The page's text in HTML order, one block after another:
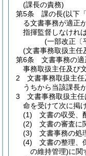
(課長の責務)
第5条
課の長(以下
る文書事務が適正
指揮監督しなけれ
(一部改正〔
(文書事務取扱主任
第6条
文書事務の
事務取扱主任及び
2
文書事務取扱主
うちから当該課長
3
文書事務取扱主
命を受けて次に掲
(1)
文書の収受、
(2)
文書の審査に
(3)
文書事務の処
(4)
文書の整理、
の維持管理)に関